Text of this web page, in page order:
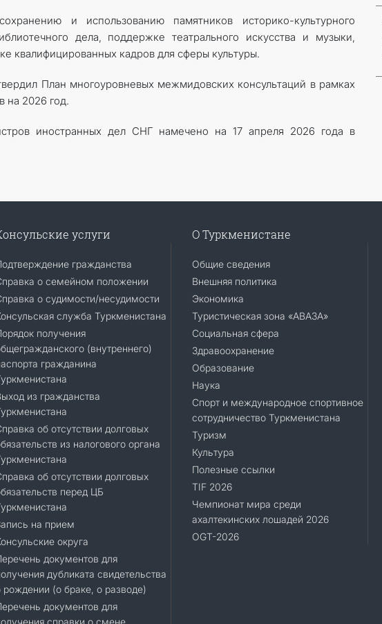
и использованию памятников историко-культурного
дела, поддержке театрального искусства и музыки,
квалифицированных кадров для сферы культуры.
План многоуровневых межмидовских консультаций в рамках
на 2026 год.
иностранных дел СНГ намечено на 17 апреля 2026 года в
услуги
гражданства
о семейном положении
о судимости/несудимости
служба Туркменистана
получения
(внутреннего)
гражданина
из гражданства
об отсутствии долговых
из налогового органа
об отсутствии долговых
перед ЦБ
на прием
округа
документов для
дубликата свидетельства
рождении (о браке, о разводе)
документов для
О Туркменистане
Общие сведения
Внешняя политика
Экономика
Туристическая зона «АВАЗА»
Социальная сфера
Здравоохранение
Образование
Наука
Спорт и международное спортивное
сотрудничество Туркменистана
Туризм
Культура
Полезные ссылки
TIF 2026
Чемпионат мира среди
ахалтекинских лошадей 2026
OGT-2026